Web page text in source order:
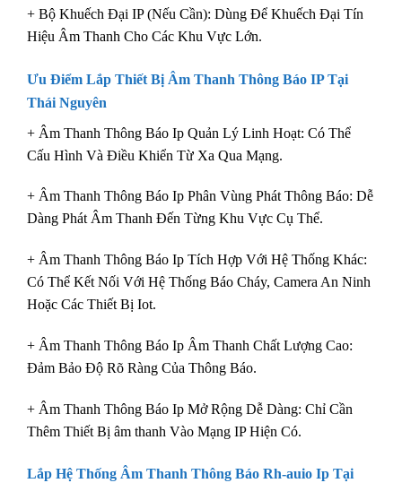
+ Bộ Khuếch Đại IP (Nếu Cần): Dùng Để Khuếch Đại Tín
Hiệu Âm Thanh Cho Các Khu Vực Lớn.
Ưu Điểm Lắp Thiết Bị Âm Thanh Thông Báo IPTại
Thái Nguyên
+ Âm Thanh Thông Báo Ip Quản Lý Linh Hoạt: Có Thể
Cấu Hình Và Điều Khiển Từ Xa Qua Mạng.
+ Âm Thanh Thông Báo Ip Phân Vùng Phát Thông Báo: Dễ
Dàng Phát Âm Thanh Đến Từng Khu Vực Cụ Thể.
+ Âm Thanh Thông Báo Ip Tích Hợp Với Hệ Thống Khác:
Có Thể Kết Nối Với Hệ Thống Báo Cháy, Camera An Ninh
Hoặc Các Thiết Bị Iot.
+ Âm Thanh Thông Báo Ip Âm Thanh Chất Lượng Cao:
Đảm Bảo Độ Rõ Ràng Của Thông Báo.
+ Âm Thanh Thông Báo Ip Mở Rộng Dễ Dàng: Chỉ Cần
Thêm Thiết Bị âm thanh Vào Mạng IP Hiện Có.
Lắp Hệ Thống Âm Thanh Thông Báo Rh-auio Ip Tại